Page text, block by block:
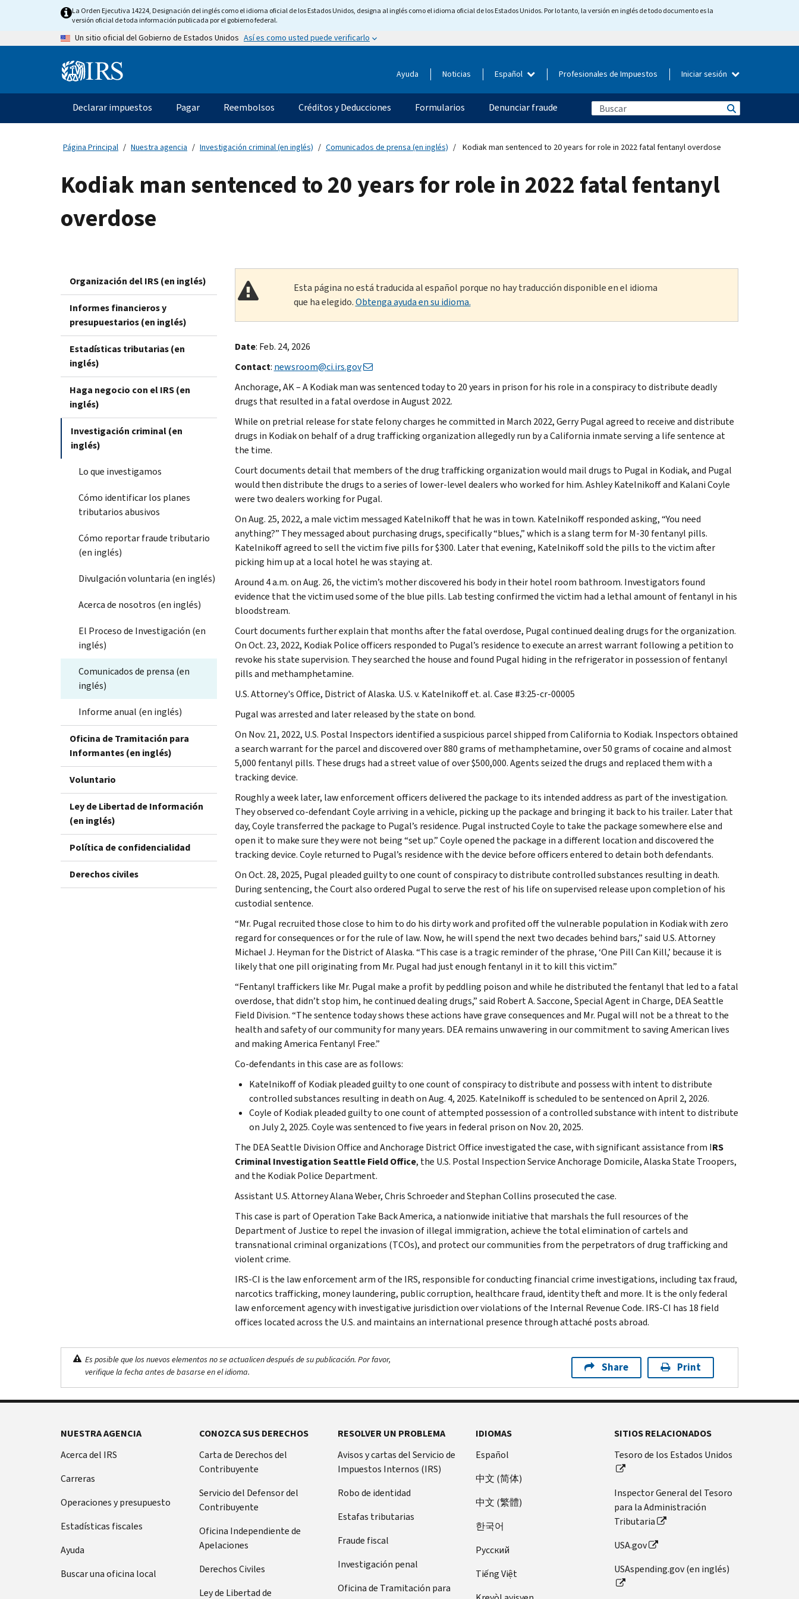
content
La Orden Ejecutiva 14224, Designación del inglés como el idioma oficial de los Estados Unidos, designa al inglés como el idioma oficial de los Estados Unidos. Por lo tanto, la versión en inglés de todo documento es la
versión oficial de toda información publicada por el gobierno federal.
Un sitio oficial del Gobierno de Estados Unidos Así es como usted puede verificarlo
Information Ayuda Noticias Español Profesionales de Impuestos Iniciar sesión
Navegación
principal
Declarar impuestos Pagar Reembolsos Créditos y Deducciones Formularios Denunciar fraude
Página Principal Nuestra agencia Investigación criminal (en inglés) Comunicados de prensa (en inglés) Kodiak man sentenced to 20 years for role in 2022 fatal fentanyl overdose
Kodiak man sentenced to 20 years for role in 2022 fatal fentanyl
overdose
Organización del IRS (en inglés)
Informes financieros y
presupuestarios (en inglés)
Estadísticas tributarias (en
inglés)
Haga negocio con el IRS (en
inglés)
Investigación criminal (en
inglés)
Lo que investigamos
Cómo identificar los planes
tributarios abusivos
Cómo reportar fraude tributario
(en inglés)
Divulgación voluntaria (en inglés)
Acerca de nosotros (en inglés)
El Proceso de Investigación (en
inglés)
Comunicados de prensa (en
inglés)
Informe anual (en inglés)
Oficina de Tramitación para
Informantes (en inglés)
Voluntario
Ley de Libertad de Información
(en inglés)
Política de confidencialidad
Derechos civiles
Esta página no está traducida al español porque no hay traducción disponible en el idioma
que ha elegido.Obtenga ayuda en su idioma.
Date: Feb. 24, 2026
Contact: newsroom@ci.irs.gov
Anchorage, AK – A Kodiak man was sentenced today to 20 years in prison for his role in a conspiracy to distribute deadly
drugs that resulted in a fatal overdose in August 2022.
While on pretrial release for state felony charges he committed in March 2022, Gerry Pugal agreed to receive and distribute
drugs in Kodiak on behalf of a drug trafficking organization allegedly run by a California inmate serving a life sentence at
the time.
Court documents detail that members of the drug trafficking organization would mail drugs to Pugal in Kodiak, and Pugal
would then distribute the drugs to a series of lower-level dealers who worked for him. Ashley Katelnikoff and Kalani Coyle
were two dealers working for Pugal.
On Aug. 25, 2022, a male victim messaged Katelnikoff that he was in town. Katelnikoff responded asking, “You need
anything?” They messaged about purchasing drugs, specifically “blues,” which is a slang term for M-30 fentanyl pills.
Katelnikoff agreed to sell the victim five pills for $300. Later that evening, Katelnikoff sold the pills to the victim after
picking him up at a local hotel he was staying at.
Around 4 a.m. on Aug. 26, the victim’s mother discovered his body in their hotel room bathroom. Investigators found
evidence that the victim used some of the blue pills. Lab testing confirmed the victim had a lethal amount of fentanyl in his
bloodstream.
Court documents further explain that months after the fatal overdose, Pugal continued dealing drugs for the organization.
On Oct. 23, 2022, Kodiak Police officers responded to Pugal’s residence to execute an arrest warrant following a petition to
revoke his state supervision. They searched the house and found Pugal hiding in the refrigerator in possession of fentanyl
pills and methamphetamine.
U.S. Attorney's Office, District of Alaska. U.S. v. Katelnikoff et. al. Case #3:25-cr-00005
Pugal was arrested and later released by the state on bond.
On Nov. 21, 2022, U.S. Postal Inspectors identified a suspicious parcel shipped from California to Kodiak. Inspectors obtained
a search warrant for the parcel and discovered over 880 grams of methamphetamine, over 50 grams of cocaine and almost
5,000 fentanyl pills. These drugs had a street value of over $500,000. Agents seized the drugs and replaced them with a
tracking device.
Roughly a week later, law enforcement officers delivered the package to its intended address as part of the investigation.
They observed co-defendant Coyle arriving in a vehicle, picking up the package and bringing it back to his trailer. Later that
day, Coyle transferred the package to Pugal’s residence. Pugal instructed Coyle to take the package somewhere else and
open it to make sure they were not being “set up.” Coyle opened the package in a different location and discovered the
tracking device. Coyle returned to Pugal’s residence with the device before officers entered to detain both defendants.
On Oct. 28, 2025, Pugal pleaded guilty to one count of conspiracy to distribute controlled substances resulting in death.
During sentencing, the Court also ordered Pugal to serve the rest of his life on supervised release upon completion of his
custodial sentence.
“Mr. Pugal recruited those close to him to do his dirty work and profited off the vulnerable population in Kodiak with zero
regard for consequences or for the rule of law. Now, he will spend the next two decades behind bars,” said U.S. Attorney
Michael J. Heyman for the District of Alaska. “This case is a tragic reminder of the phrase, ‘One Pill Can Kill,’ because it is
likely that one pill originating from Mr. Pugal had just enough fentanyl in it to kill this victim.”
“Fentanyl traffickers like Mr. Pugal make a profit by peddling poison and while he distributed the fentanyl that led to a fatal
overdose, that didn’t stop him, he continued dealing drugs,” said Robert A. Saccone, Special Agent in Charge, DEA Seattle
Field Division. “The sentence today shows these actions have grave consequences and Mr. Pugal will not be a threat to the
health and safety of our community for many years. DEA remains unwavering in our commitment to saving American lives
and making America Fentanyl Free.”
Co-defendants in this case are as follows:
Katelnikoff of Kodiak pleaded guilty to one count of conspiracy to distribute and possess with intent to distribute
controlled substances resulting in death on Aug. 4, 2025. Katelnikoff is scheduled to be sentenced on April 2, 2026.
Coyle of Kodiak pleaded guilty to one count of attempted possession of a controlled substance with intent to distribute
on July 2, 2025. Coyle was sentenced to five years in federal prison on Nov. 20, 2025.
The DEA Seattle Division Office and Anchorage District Office investigated the case, with significant assistance from IRS
Criminal Investigation Seattle Field Office, the U.S. Postal Inspection Service Anchorage Domicile, Alaska State Troopers,
and the Kodiak Police Department.
Assistant U.S. Attorney Alana Weber, Chris Schroeder and Stephan Collins prosecuted the case.
This case is part of Operation Take Back America, a nationwide initiative that marshals the full resources of the
Department of Justice to repel the invasion of illegal immigration, achieve the total elimination of cartels and
transnational criminal organizations (TCOs), and protect our communities from the perpetrators of drug trafficking and
violent crime.
IRS-CI is the law enforcement arm of the IRS, responsible for conducting financial crime investigations, including tax fraud,
narcotics trafficking, money laundering, public corruption, healthcare fraud, identity theft and more. It is the only federal
law enforcement agency with investigative jurisdiction over violations of the Internal Revenue Code. IRS-CI has 18 field
offices located across the U.S. and maintains an international presence through attaché posts abroad.
Es posible que los nuevos elementos no se actualicen después de su publicación. Por favor,
verifique la fecha antes de basarse en el idioma.
Share Print
NUESTRA AGENCIA
Acerca del IRS
Carreras
Operaciones y presupuesto
Estadísticas fiscales
Ayuda
Buscar una oficina local
CONOZCA SUS DERECHOS
Carta de Derechos del
Contribuyente
Servicio del Defensor del
Contribuyente
Oficina Independiente de
Apelaciones
Derechos Civiles
Ley de Libertad de
RESOLVER UN PROBLEMA
Avisos y cartas del Servicio de
Impuestos Internos (IRS)
Robo de identidad
Estafas tributarias
Fraude fiscal
Investigación penal
Oficina de Tramitación para
IDIOMAS
Español
中文 (简体)
中文 (繁體)
한국어
Pусский
Tiếng Việt
SITIOS RELACIONADOS
Tesoro de los Estados Unidos
Inspector General del Tesoro
para la Administración
Tributaria
USA.gov
USAspending.gov (en inglés)